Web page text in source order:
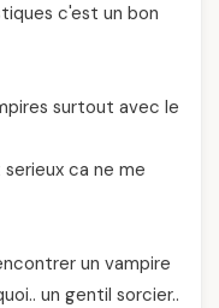
c'est un bon
surtout avec le
ca ne me
un vampire
un gentil sorcier..